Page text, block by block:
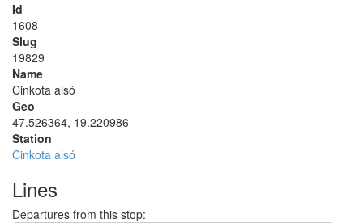
Id
1608
Slug
19829
Name
Cinkota alsó
Geo
47.526364, 19.220986
Station
Cinkota alsó
Lines
Departures from this stop: